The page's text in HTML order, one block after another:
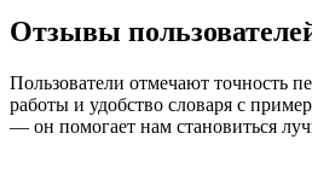
Отзывы
Пользователи отмечают точность
работы и удобство словаря с
— он помогает нам становиться